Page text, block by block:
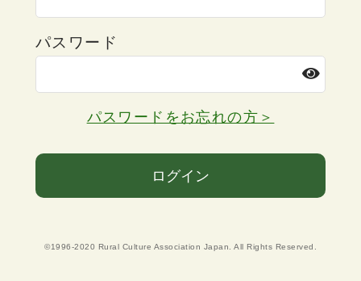
パスワード
パスワードをお忘れの方＞
ログイン
©1996-2020 Rural Culture Association Japan. All Rights Reserved.